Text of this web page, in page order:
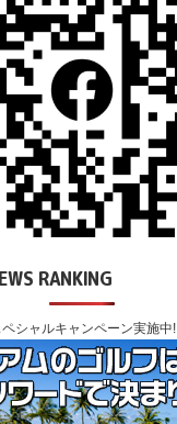
RANKING
ペシャルキャンペーン実施中!